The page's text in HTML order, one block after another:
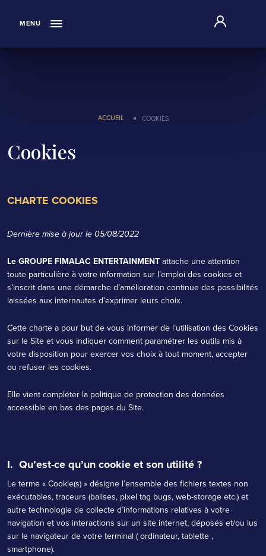
MENU
ACCUEIL COOKIES
Cookies
CHARTE COOKIES
Dernière mise à jour le 05/08/2022
Le GROUPE FIMALAC ENTERTAINMENTattache une attention
toute particulière à votre information sur l’emploi des cookies et
s’inscrit dans une démarche d’amélioration continue des possibilités
laissées aux internautes d’exprimer leurs choix.
Cette charte a pour but de vous informer de l’utilisation des Cookies
sur le Site et vous indiquer comment paramétrer les outils mis à
votre disposition pour exercer vos choix à tout moment, accepter
ou refuser les cookies.
Elle vient compléter la politique de protection des données
accessible en bas des pages du Site.
I. Qu’est-ce qu’un cookie et son utilité ?
Le terme « Cookie(s) » désigne l’ensemble des fichiers textes non
exécutables, traceurs (balises, pixel tag bugs, web-storage etc.) et
autre technologie de collecte d’informations relatives à votre
navigation et vos interactions sur un site internet, déposés et/ou lus
sur le navigateur de votre terminal ( ordinateur, tablette ,
smartphone).